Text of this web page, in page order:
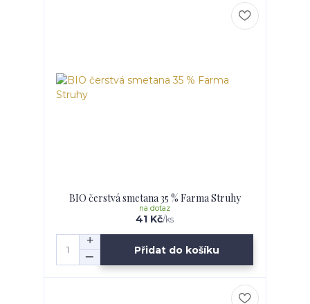
BIO čerstvá smetana 35 % Farma Struhy
41 Kč/ks
na dotaz
Přidat do košíku